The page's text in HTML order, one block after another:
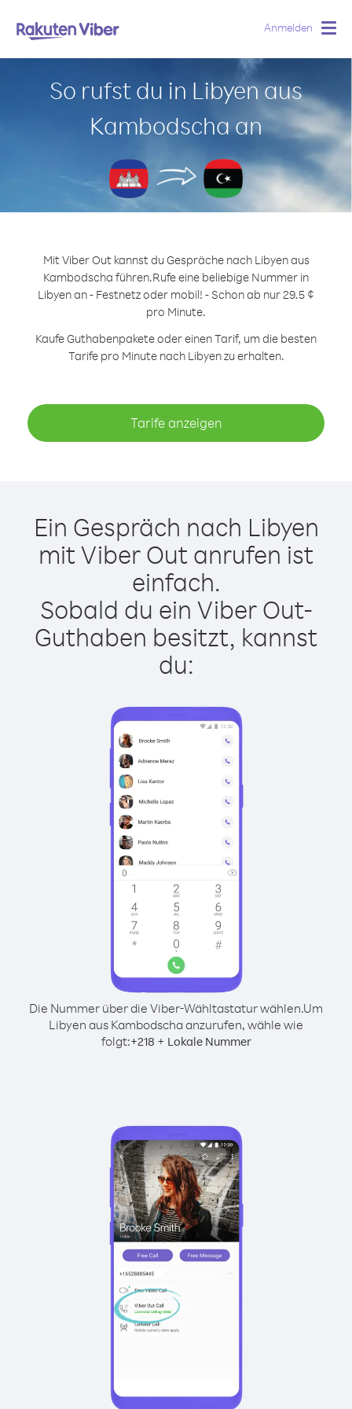
Anmelden
So rufst du in Libyen aus
Kambodscha an
Mit Viber Out kannst du Gespräche nach Libyen aus
Kambodscha führen.Rufe eine beliebige Nummer in
Libyen an - Festnetz oder mobil! - Schon ab nur 29.5 ¢
pro Minute.
Kaufe Guthabenpakete oder einen Tarif, um die besten
Tarife pro Minute nach Libyen zu erhalten.
Tarife anzeigen
Ein Gespräch nach Libyen
mit Viber Out anrufen ist
einfach.
Sobald du ein Viber Out-
Guthaben besitzt, kannst
du:
Die Nummer über die Viber-Wähltastatur wählen.Um
Libyen aus Kambodscha anzurufen, wähle wie
folgt:+218 + Lokale Nummer